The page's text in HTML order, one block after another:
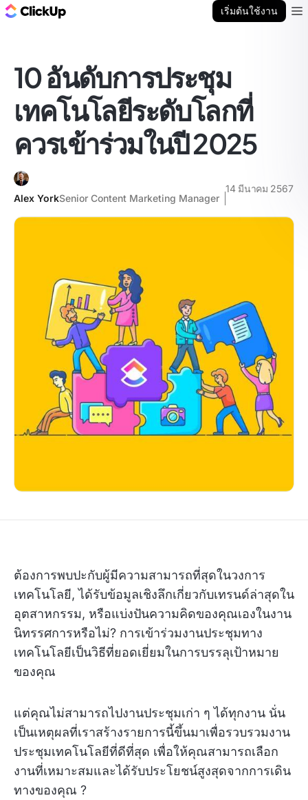
เริ่มต้นใช้งาน
10 อันดับการประชุม
เทคโนโลยีระดับโลกที่
ควรเข้าร่วมในปี 2025
Alex YorkSenior Content Marketing Manager
14 มีนาคม 2567
ต้องการพบปะกับผู้มีความสามารถที่สุดในวงการ
เทคโนโลยี, ได้รับข้อมูลเชิงลึกเกี่ยวกับเทรนด์ล่าสุดใน
อุตสาหกรรม, หรือแบ่งปันความคิดของคุณเองในงาน
นิทรรศการหรือไม่? การเข้าร่วมงานประชุมทาง
เทคโนโลยีเป็นวิธีที่ยอดเยี่ยมในการบรรลุเป้าหมาย
ของคุณ
แต่คุณไม่สามารถไปงานประชุมเก่า ๆ ได้ทุกงาน นั่น
เป็นเหตุผลที่เราสร้างรายการนี้ขึ้นมาเพื่อรวบรวมงาน
ประชุมเทคโนโลยีที่ดีที่สุด เพื่อให้คุณสามารถเลือก
งานที่เหมาะสมและได้รับประโยชน์สูงสุดจากการเดิน
ทางของคุณ ?